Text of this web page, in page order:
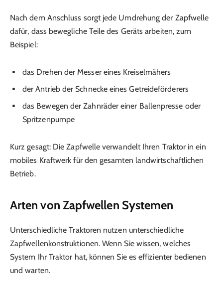
Nach dem Anschluss sorgt jede Umdrehung der Zapfwelle
dafür, dass bewegliche Teile des Geräts arbeiten, zum
Beispiel:
das Drehen der Messer eines Kreiselmähers
der Antrieb der Schnecke eines Getreideförderers
das Bewegen der Zahnräder einer Ballenpresse oder
Spritzenpumpe
Kurz gesagt: Die Zapfwelle verwandelt Ihren Traktor in ein
mobiles Kraftwerk für den gesamten landwirtschaftlichen
Betrieb.
Arten von Zapfwellen Systemen
Unterschiedliche Traktoren nutzen unterschiedliche
Zapfwellenkonstruktionen. Wenn Sie wissen, welches
System Ihr Traktor hat, können Sie es effizienter bedienen
und warten.